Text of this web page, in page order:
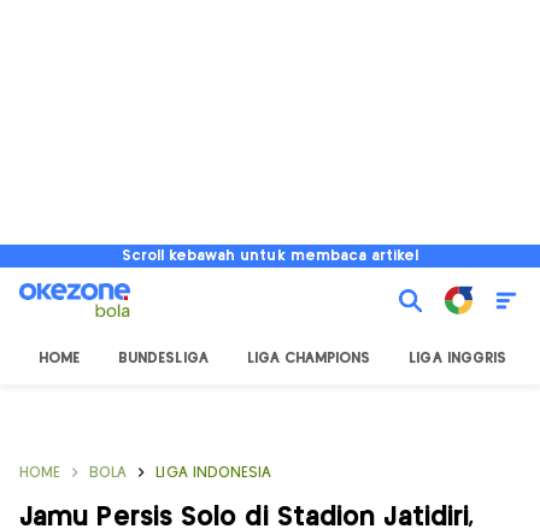
Scroll kebawah untuk membaca artikel
HOME BUNDESLIGA LIGA CHAMPIONS LIGA INGGRIS
HOME BOLA LIGA INDONESIA
Jamu Persis Solo di Stadion Jatidiri,